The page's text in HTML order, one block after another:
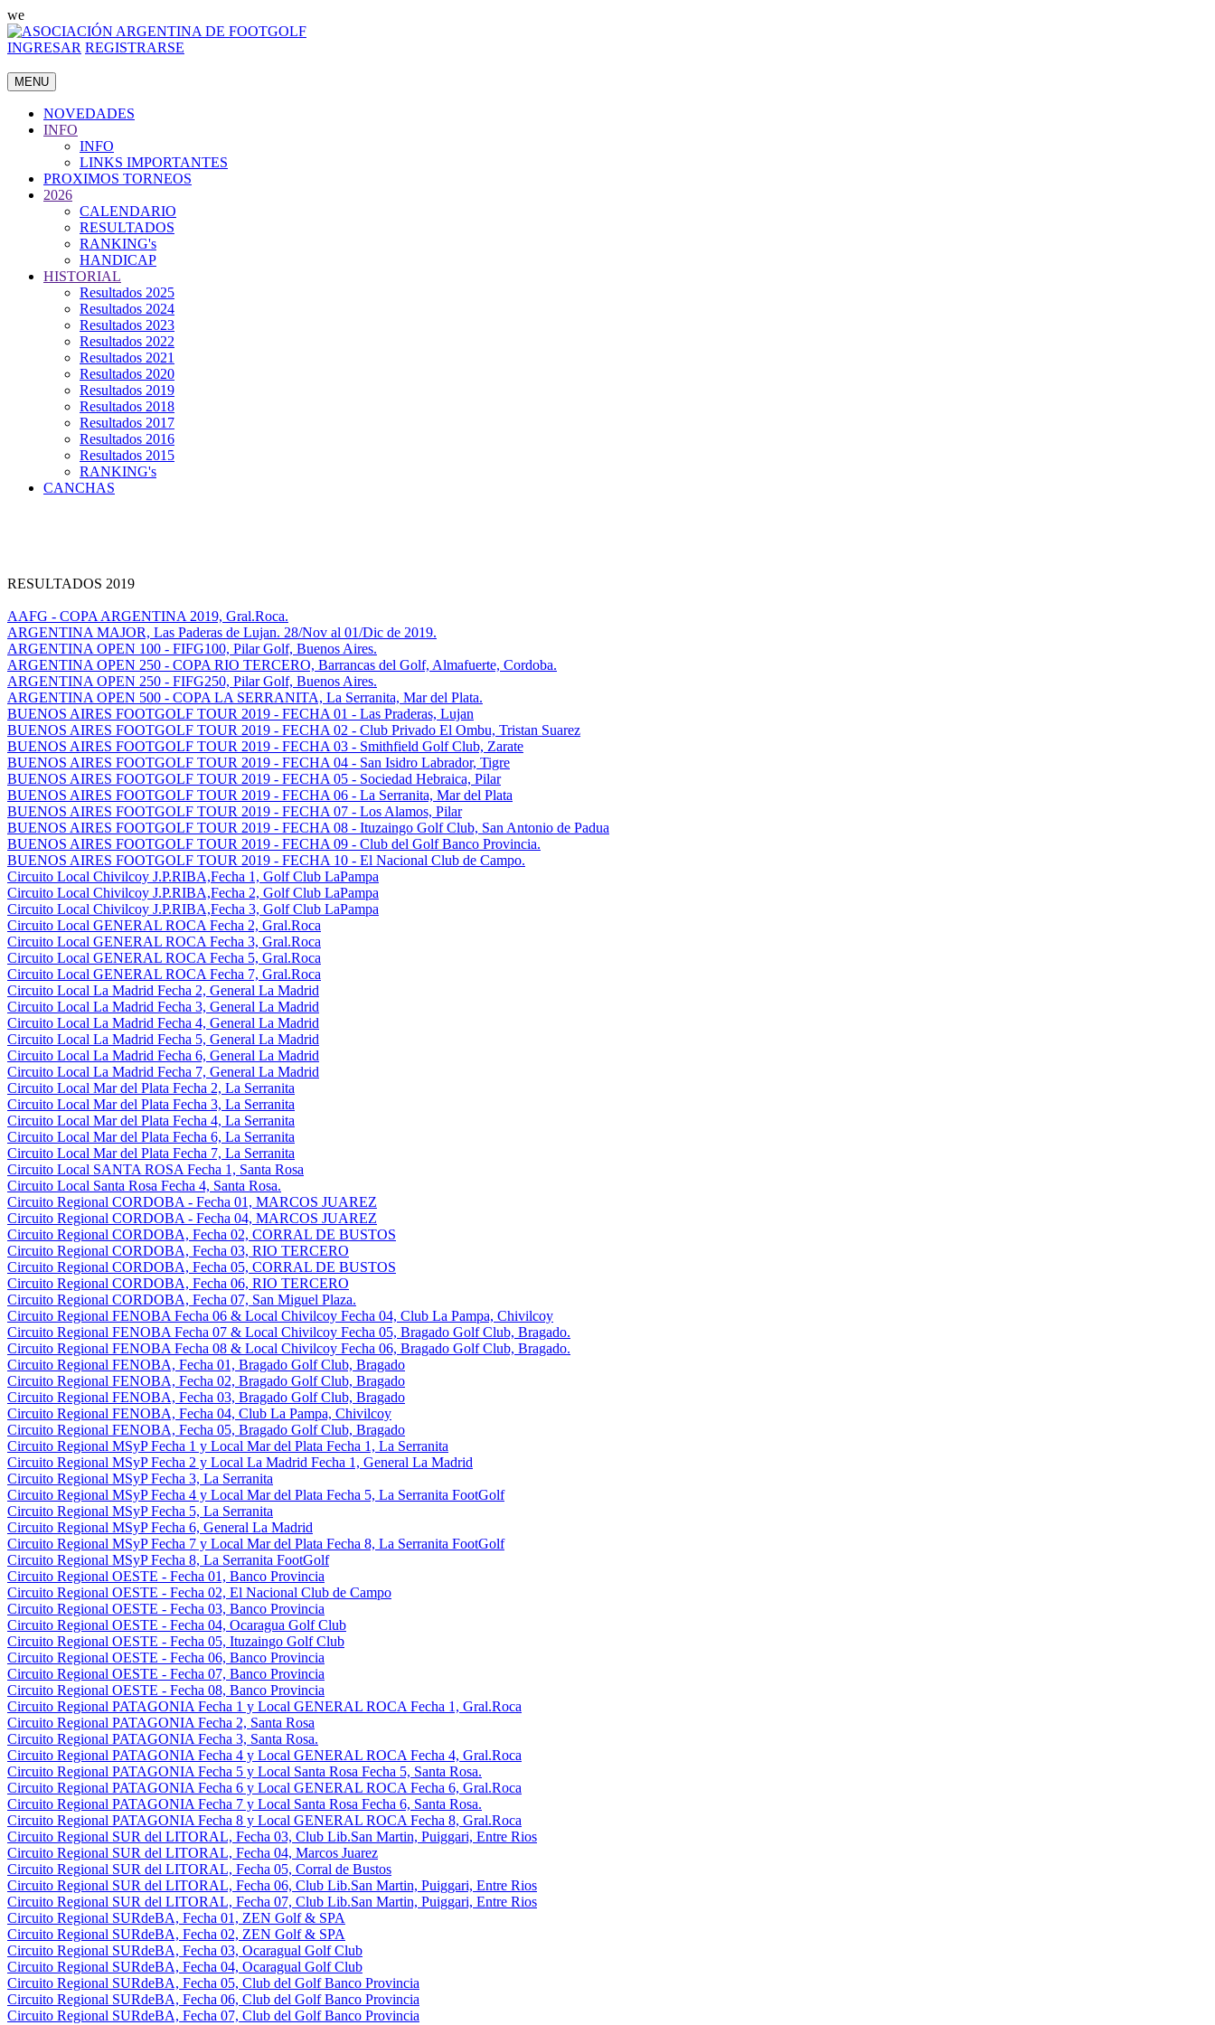
we
INGRESAR REGISTRARSE
MENU
NOVEDADES
INFO
INFO
LINKS IMPORTANTES
PROXIMOS TORNEOS
2026
CALENDARIO
RESULTADOS
RANKING's
HANDICAP
HISTORIAL
Resultados 2025
Resultados 2024
Resultados 2023
Resultados 2022
Resultados 2021
Resultados 2020
Resultados 2019
Resultados 2018
Resultados 2017
Resultados 2016
Resultados 2015
RANKING's
CANCHAS
RESULTADOS 2019
AAFG - COPA ARGENTINA 2019, Gral.Roca.
ARGENTINA MAJOR, Las Paderas de Lujan. 28/Nov al 01/Dic de 2019.
ARGENTINA OPEN 100 - FIFG100, Pilar Golf, Buenos Aires.
ARGENTINA OPEN 250 - COPA RIO TERCERO, Barrancas del Golf, Almafuerte, Cordoba.
ARGENTINA OPEN 250 - FIFG250, Pilar Golf, Buenos Aires.
ARGENTINA OPEN 500 - COPA LA SERRANITA, La Serranita, Mar del Plata.
BUENOS AIRES FOOTGOLF TOUR 2019 - FECHA 01 - Las Praderas, Lujan
BUENOS AIRES FOOTGOLF TOUR 2019 - FECHA 02 - Club Privado El Ombu, Tristan Suarez
BUENOS AIRES FOOTGOLF TOUR 2019 - FECHA 03 - Smithfield Golf Club, Zarate
BUENOS AIRES FOOTGOLF TOUR 2019 - FECHA 04 - San Isidro Labrador, Tigre
BUENOS AIRES FOOTGOLF TOUR 2019 - FECHA 05 - Sociedad Hebraica, Pilar
BUENOS AIRES FOOTGOLF TOUR 2019 - FECHA 06 - La Serranita, Mar del Plata
BUENOS AIRES FOOTGOLF TOUR 2019 - FECHA 07 - Los Alamos, Pilar
BUENOS AIRES FOOTGOLF TOUR 2019 - FECHA 08 - Ituzaingo Golf Club, San Antonio de Padua
BUENOS AIRES FOOTGOLF TOUR 2019 - FECHA 09 - Club del Golf Banco Provincia.
BUENOS AIRES FOOTGOLF TOUR 2019 - FECHA 10 - El Nacional Club de Campo.
Circuito Local Chivilcoy J.P.RIBA,Fecha 1, Golf Club LaPampa
Circuito Local Chivilcoy J.P.RIBA,Fecha 2, Golf Club LaPampa
Circuito Local Chivilcoy J.P.RIBA,Fecha 3, Golf Club LaPampa
Circuito Local GENERAL ROCA Fecha 2, Gral.Roca
Circuito Local GENERAL ROCA Fecha 3, Gral.Roca
Circuito Local GENERAL ROCA Fecha 5, Gral.Roca
Circuito Local GENERAL ROCA Fecha 7, Gral.Roca
Circuito Local La Madrid Fecha 2, General La Madrid
Circuito Local La Madrid Fecha 3, General La Madrid
Circuito Local La Madrid Fecha 4, General La Madrid
Circuito Local La Madrid Fecha 5, General La Madrid
Circuito Local La Madrid Fecha 6, General La Madrid
Circuito Local La Madrid Fecha 7, General La Madrid
Circuito Local Mar del Plata Fecha 2, La Serranita
Circuito Local Mar del Plata Fecha 3, La Serranita
Circuito Local Mar del Plata Fecha 4, La Serranita
Circuito Local Mar del Plata Fecha 6, La Serranita
Circuito Local Mar del Plata Fecha 7, La Serranita
Circuito Local SANTA ROSA Fecha 1, Santa Rosa
Circuito Local Santa Rosa Fecha 4, Santa Rosa.
Circuito Regional CORDOBA - Fecha 01, MARCOS JUAREZ
Circuito Regional CORDOBA - Fecha 04, MARCOS JUAREZ
Circuito Regional CORDOBA, Fecha 02, CORRAL DE BUSTOS
Circuito Regional CORDOBA, Fecha 03, RIO TERCERO
Circuito Regional CORDOBA, Fecha 05, CORRAL DE BUSTOS
Circuito Regional CORDOBA, Fecha 06, RIO TERCERO
Circuito Regional CORDOBA, Fecha 07, San Miguel Plaza.
Circuito Regional FENOBA Fecha 06 & Local Chivilcoy Fecha 04, Club La Pampa, Chivilcoy
Circuito Regional FENOBA Fecha 07 & Local Chivilcoy Fecha 05, Bragado Golf Club, Bragado.
Circuito Regional FENOBA Fecha 08 & Local Chivilcoy Fecha 06, Bragado Golf Club, Bragado.
Circuito Regional FENOBA, Fecha 01, Bragado Golf Club, Bragado
Circuito Regional FENOBA, Fecha 02, Bragado Golf Club, Bragado
Circuito Regional FENOBA, Fecha 03, Bragado Golf Club, Bragado
Circuito Regional FENOBA, Fecha 04, Club La Pampa, Chivilcoy
Circuito Regional FENOBA, Fecha 05, Bragado Golf Club, Bragado
Circuito Regional MSyP Fecha 1 y Local Mar del Plata Fecha 1, La Serranita
Circuito Regional MSyP Fecha 2 y Local La Madrid Fecha 1, General La Madrid
Circuito Regional MSyP Fecha 3, La Serranita
Circuito Regional MSyP Fecha 4 y Local Mar del Plata Fecha 5, La Serranita FootGolf
Circuito Regional MSyP Fecha 5, La Serranita
Circuito Regional MSyP Fecha 6, General La Madrid
Circuito Regional MSyP Fecha 7 y Local Mar del Plata Fecha 8, La Serranita FootGolf
Circuito Regional MSyP Fecha 8, La Serranita FootGolf
Circuito Regional OESTE - Fecha 01, Banco Provincia
Circuito Regional OESTE - Fecha 02, El Nacional Club de Campo
Circuito Regional OESTE - Fecha 03, Banco Provincia
Circuito Regional OESTE - Fecha 04, Ocaragua Golf Club
Circuito Regional OESTE - Fecha 05, Ituzaingo Golf Club
Circuito Regional OESTE - Fecha 06, Banco Provincia
Circuito Regional OESTE - Fecha 07, Banco Provincia
Circuito Regional OESTE - Fecha 08, Banco Provincia
Circuito Regional PATAGONIA Fecha 1 y Local GENERAL ROCA Fecha 1, Gral.Roca
Circuito Regional PATAGONIA Fecha 2, Santa Rosa
Circuito Regional PATAGONIA Fecha 3, Santa Rosa.
Circuito Regional PATAGONIA Fecha 4 y Local GENERAL ROCA Fecha 4, Gral.Roca
Circuito Regional PATAGONIA Fecha 5 y Local Santa Rosa Fecha 5, Santa Rosa.
Circuito Regional PATAGONIA Fecha 6 y Local GENERAL ROCA Fecha 6, Gral.Roca
Circuito Regional PATAGONIA Fecha 7 y Local Santa Rosa Fecha 6, Santa Rosa.
Circuito Regional PATAGONIA Fecha 8 y Local GENERAL ROCA Fecha 8, Gral.Roca
Circuito Regional SUR del LITORAL, Fecha 03, Club Lib.San Martin, Puiggari, Entre Rios
Circuito Regional SUR del LITORAL, Fecha 04, Marcos Juarez
Circuito Regional SUR del LITORAL, Fecha 05, Corral de Bustos
Circuito Regional SUR del LITORAL, Fecha 06, Club Lib.San Martin, Puiggari, Entre Rios
Circuito Regional SUR del LITORAL, Fecha 07, Club Lib.San Martin, Puiggari, Entre Rios
Circuito Regional SURdeBA, Fecha 01, ZEN Golf & SPA
Circuito Regional SURdeBA, Fecha 02, ZEN Golf & SPA
Circuito Regional SURdeBA, Fecha 03, Ocaragual Golf Club
Circuito Regional SURdeBA, Fecha 04, Ocaragual Golf Club
Circuito Regional SURdeBA, Fecha 05, Club del Golf Banco Provincia
Circuito Regional SURdeBA, Fecha 06, Club del Golf Banco Provincia
Circuito Regional SURdeBA, Fecha 07, Club del Golf Banco Provincia